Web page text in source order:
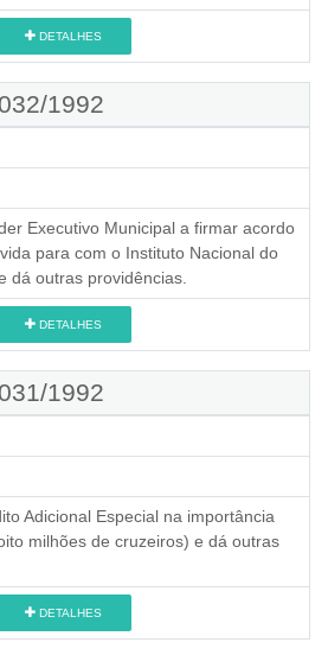
DETALHES
1992
Executivo Municipal a firmar acordo
para com o Instituto Nacional do
dá outras providências.
DETALHES
1992
Adicional Especial na importância
milhões de cruzeiros) e dá outras
DETALHES